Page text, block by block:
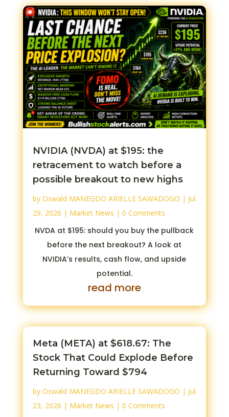
NVIDIA (NVDA) at $195: the
retracement to watch before a
possible breakout to new highs
by Oswald MANEGDO ARIELLE SAWADOGO | Jul
29, 2026 | Market News | 0 Comments
NVDA at $195: should you buy the pullback
before the next breakout? A look at
NVIDIA’s results, cash flow, and upside
potential.
read more
Meta (META) at $618.67: The
Stock That Could Explode Before
Returning Toward $794
by Oswald MANEGDO ARIELLE SAWADOGO | Jul
23, 2026 | Market News | 0 Comments